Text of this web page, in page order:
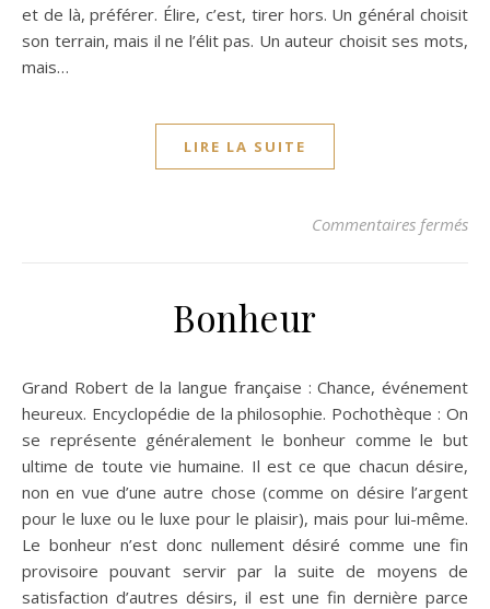
et de là, préférer. Élire, c’est, tirer hors. Un général choisit
son terrain, mais il ne l’élit pas. Un auteur choisit ses mots,
mais…
LIRE LA SUITE
Commentaires fermés
Bonheur
Grand Robert de la langue française : Chance, événement
heureux. Encyclopédie de la philosophie. Pochothèque : On
se représente généralement le bonheur comme le but
ultime de toute vie humaine. Il est ce que chacun désire,
non en vue d’une autre chose (comme on désire l’argent
pour le luxe ou le luxe pour le plaisir), mais pour lui-même.
Le bonheur n’est donc nullement désiré comme une fin
provisoire pouvant servir par la suite de moyens de
satisfaction d’autres désirs, il est une fin dernière parce